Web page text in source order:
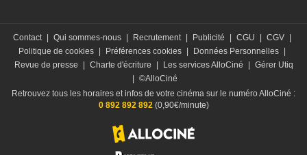
Contact | Qui sommes-nous | Recrutement | Publicité | CGU | CGV |
Politique de cookies | Préférences cookies | Données Personnelles |
Revue de presse
| Charte d'écriture | Les services AlloCiné | Gérer Utiq
| ©AlloCiné
Retrouvez tous les horaires et infos de votre cinéma sur le numéro AlloCiné :
0 892 892 892 (0,90€/minute)